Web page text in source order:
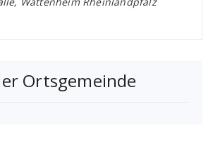
Ortsgemeinde